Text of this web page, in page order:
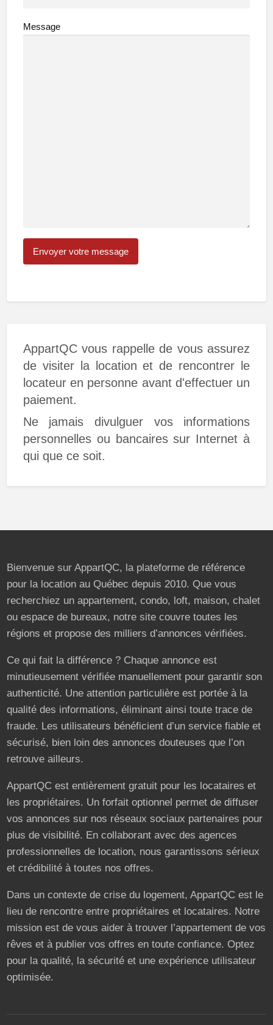
Message
AppartQC vous rappelle de vous assurez
de visiter la location et de rencontrer le
locateur en personne avant d'effectuer un
paiement.
Ne jamais divulguer vos informations
personnelles ou bancaires sur Internet à
qui que ce soit.
Bienvenue sur AppartQC, la plateforme de référence
pour la location au Québec depuis 2010. Que vous
recherchiez un appartement, condo, loft, maison, chalet
ou espace de bureaux, notre site couvre toutes les
régions et propose des milliers d’annonces vérifiées.
Ce qui fait la différence ? Chaque annonce est
minutieusement vérifiée manuellement pour garantir son
authenticité. Une attention particulière est portée à la
qualité des informations, éliminant ainsi toute trace de
fraude. Les utilisateurs bénéficient d’un service fiable et
sécurisé, bien loin des annonces douteuses que l’on
retrouve ailleurs.
AppartQC est entièrement gratuit pour les locataires et
les propriétaires. Un forfait optionnel permet de diffuser
vos annonces sur nos réseaux sociaux partenaires pour
plus de visibilité. En collaborant avec des agences
professionnelles de location, nous garantissons sérieux
et crédibilité à toutes nos offres.
Dans un contexte de crise du logement, AppartQC est le
lieu de rencontre entre propriétaires et locataires. Notre
mission est de vous aider à trouver l’appartement de vos
rêves et à publier vos offres en toute confiance. Optez
pour la qualité, la sécurité et une expérience utilisateur
optimisée.